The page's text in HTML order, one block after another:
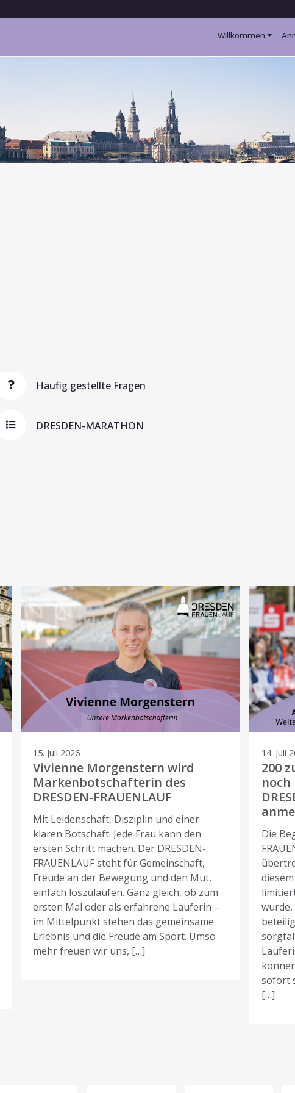
Willkommen
Häufig gestellte Fragen
DRESDEN-MARATHON
15. Juli 2026
Vivienne Morgenstern wird
Markenbotschafterin des
DRESDEN-FRAUENLAUF
Mit Leidenschaft, Disziplin und einer
klaren Botschaft: Jede Frau kann den
ersten Schritt machen. Der DRESDEN-
FRAUENLAUF steht für Gemeinschaft,
Freude an der Bewegung und den Mut,
einfach loszulaufen. Ganz gleich, ob zum
ersten Mal oder als erfahrene Läuferin –
im Mittelpunkt stehen das gemeinsame
Erlebnis und die Freude am Sport. Umso
mehr freuen wir uns, […]
14. Juli
200
noch
Die
sofort
[…]